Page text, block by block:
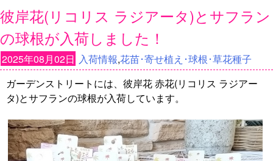
彼岸花(リコリス ラジアータ)とサフラン
の球根が入荷しました！
2025年08月02日 入荷情報,花苗･寄せ植え･球根･草花種子
ガーデンストリートには、彼岸花 赤花(リコリス ラジアー
タ)とサフランの球根が入荷しています。